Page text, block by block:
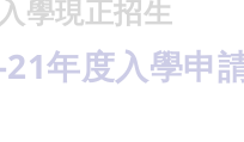
學現正招生
年度入學申